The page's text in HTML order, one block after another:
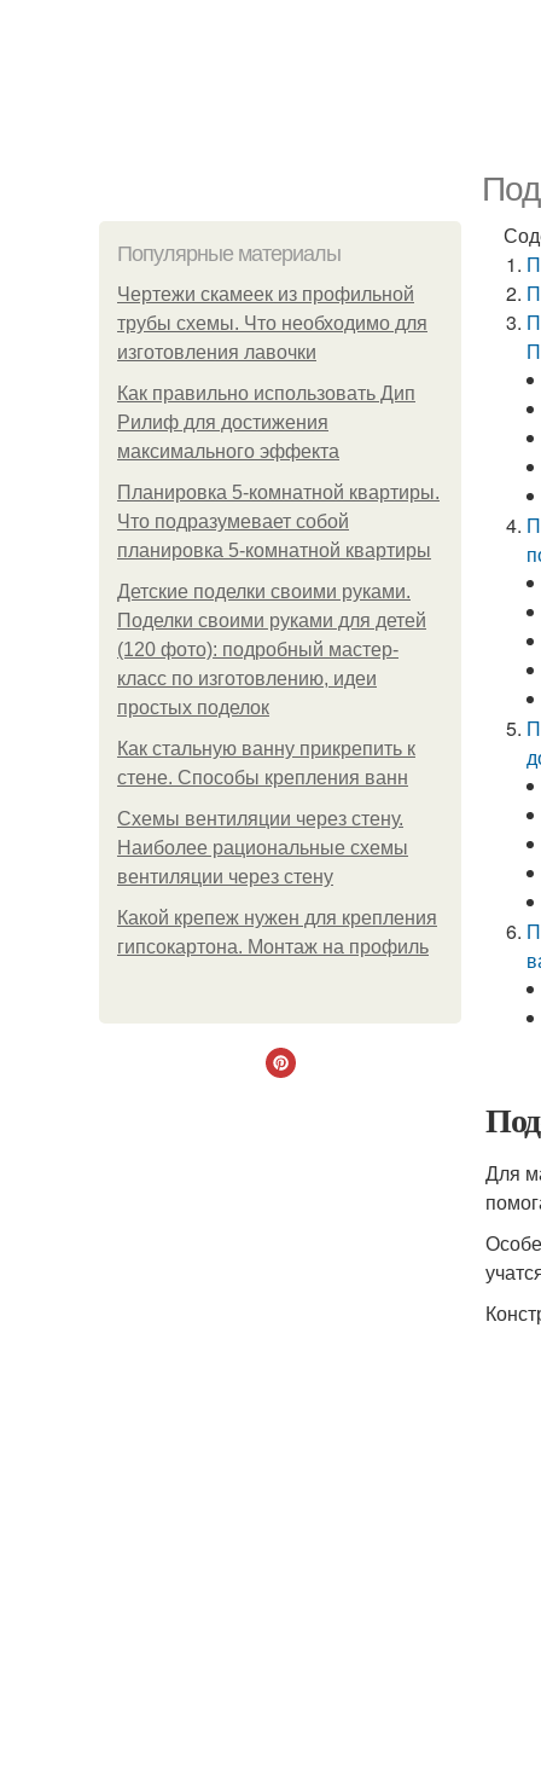
Популярные материалы
Чертежи скамеек из профильной
трубы схемы. Что необходимо для
изготовления лавочки
Как правильно использовать Дип
Рилиф для достижения
максимального эффекта
Планировка 5-комнатной квартиры.
Что подразумевает собой
планировка 5-комнатной квартиры
Детские поделки своими руками.
Поделки своими руками для детей
(120 фото): подробный мастер-
класс по изготовлению, идеи
простых поделок
Как стальную ванну прикрепить к
стене. Способы крепления ванн
Схемы вентиляции через стену.
Наиболее рациональные схемы
вентиляции через стену
Какой крепеж нужен для крепления
гипсокартона. Монтаж на профиль
Для